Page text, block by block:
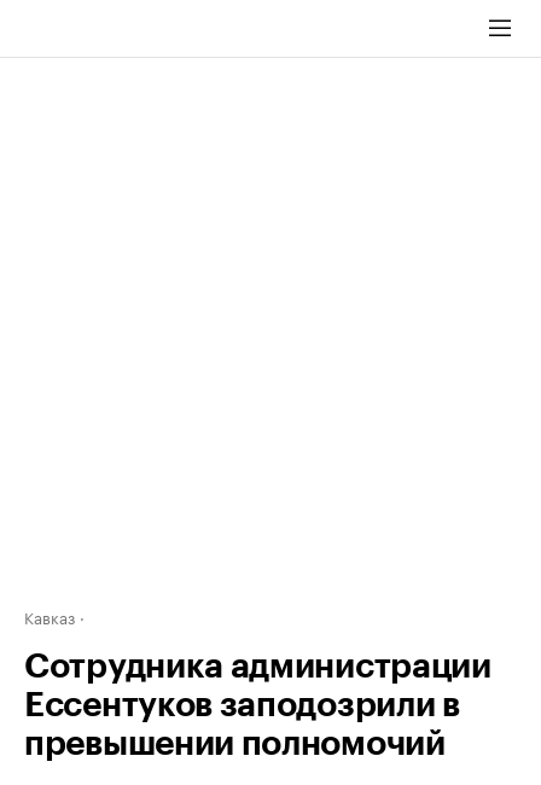
Кавказ
Сотрудника администрации
Ессентуков заподозрили в
превышении полномочий